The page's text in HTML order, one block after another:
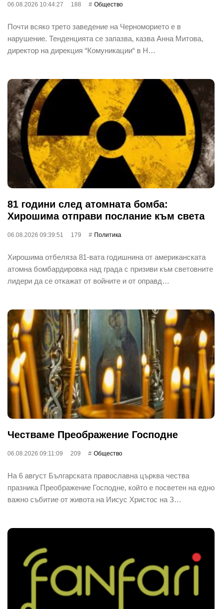
06.08.2026 10:44:27 188 Общество
Почти всяко трето заведение на Черноморието е в
нарушение. Тенденцията се запазва, казва Анна Митова,
директор на дирекция “Комуникации“ в Н…
81 години след атомната бомба:
Хирошима отправи послание към света
06.08.2026 09:39:51 179 Политика
Хирошима отбеляза 81-вата годишнина от американската
атомна бомбардировка над града с призиви към световните
лидери да се откажат от войните и от оправд…
Честваме Преображение Господне
06.08.2026 09:11:09 209 Общество
На 6 август Българската православна църква чества
празника Преображение Господне, който е посветен на едно
важно събитие от живота на Иисус Христос на З…